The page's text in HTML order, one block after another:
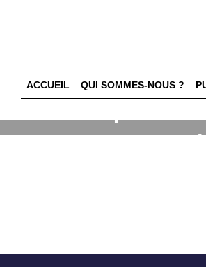
ACCUEIL QUI SOMMES-NOUS ?
dans